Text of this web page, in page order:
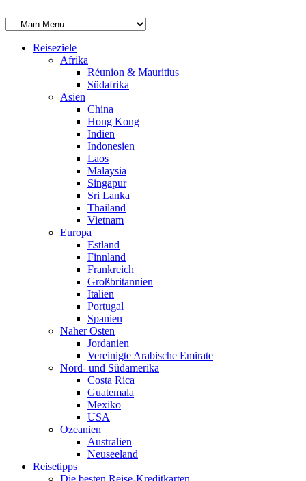
Reiseziele
Afrika
Réunion & Mauritius
Südafrika
Asien
China
Hong Kong
Indien
Indonesien
Laos
Malaysia
Singapur
Sri Lanka
Thailand
Vietnam
Europa
Estland
Finnland
Frankreich
Großbritannien
Italien
Portugal
Spanien
Naher Osten
Jordanien
Vereinigte Arabische Emirate
Nord- und Südamerika
Costa Rica
Guatemala
Mexiko
USA
Ozeanien
Australien
Neuseeland
Reisetipps
Die besten Reise-Kreditkarten